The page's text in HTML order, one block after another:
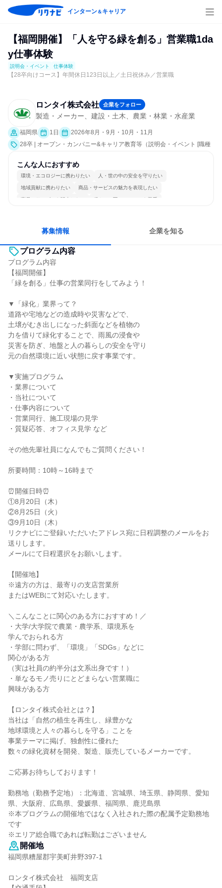
インターン＆キャリア
【福岡開催】「人を守る緑を創る」営業職1da
y仕事体験
説明会・イベント 仕事体験
【28卒向けコース】年間休日123日以上／土日祝休み／営業職
ロンタイ株式会社 企業をフォロー
製造・メーカー、建設・土木、農業・林業・水産業
福岡県 1日
2026年8月・9月・10月・11月
28卒 | オープン・カンパニー&キャリア教育等（説明会・イベント [職種
こんな人におすすめ
環境・エコロジーに携わりたい 人・世の中の安全を守りたい
地域貢献に携わりたい 商品・サービスの魅力を表現したい
商品・サービスを販売したい 穏やかで互いのペースを尊重
募集情報 企業を知る
プログラム内容
プログラム内容
【福岡開催】
「緑を創る」仕事の営業同行をしてみよう！
▼「緑化」業界って？
道路や宅地などの造成時や災害などで、
土壌がむき出しになった斜面などを植物の
力を借りて緑化することで、雨風の浸食や
災害を防ぎ、地盤と人の暮らしの安全を守り
元の自然環境に近い状態に戻す事業です。
▼実施プログラム
・業界について
・当社について
・仕事内容について
・営業同行、施工現場の見学
・質疑応答、オフィス見学 など
その他先輩社員になんでもご質問ください！
所要時間：10時～16時まで
⏰開催日時⏰
①8月20日（木）
②8月25日（火）
③9月10日（木）
リクナビにご登録いただいたアドレス宛に日程調整のメールをお
送りします。
メールにて日程選択をお願いします。
【開催地】
※遠方の方は、最寄りの支店営業所
またはWEBにて対応いたします。
＼こんなことに関心のある方におすすめ！／
・大学/大学院で農業・農学系、環境系を
学んでおられる方
・学部に問わず、「環境」「SDGs」などに
関心がある方
（実は社員の約半分は文系出身です！）
・単なるモノ売りにとどまらない営業職に
興味がある方
【ロンタイ株式会社とは？】
当社は「自然の植生を再生し、緑豊かな
地球環境と人々の暮らしを守る」ことを
事業テーマに掲げ、独創性に優れた
数々の緑化資材を開発、製造、販売しているメーカーです。
ご応募お待ちしております！
勤務地（勤務予定地）：北海道、宮城県、埼玉県、静岡県、愛知
県、大阪府、広島県、愛媛県、福岡県、鹿児島県
※本プログラムの開催地ではなく入社された際の配属予定勤務地
です
※エリア総合職であれば転勤はございません
開催地
福岡県糟屋郡宇美町井野397-1
ロンタイ株式会社 福岡支店